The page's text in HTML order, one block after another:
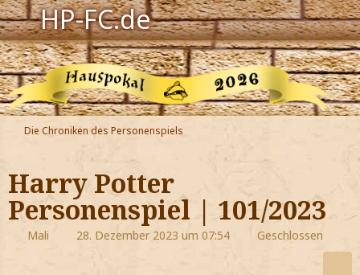
HP-FC.de
Navigation
Harry Potter
Der HP-FC
Hogwarts
Zauberwelt
Willkommen
Die Chroniken des Personenspiels
Harry Potter
Personenspiel | 101/2023
Mali 28. Dezember 2023 um 07:54 Geschlossen